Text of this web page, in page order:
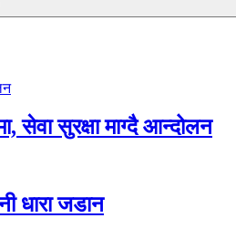
सेवा सुरक्षा माग्दै आन्दोलन
धारा जडान